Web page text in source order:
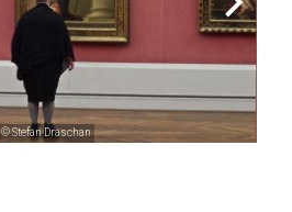
© Stefan Draschan